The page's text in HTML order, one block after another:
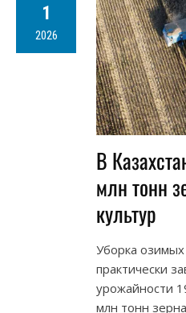
1
2026
В
млн тонн
культур
Уборка озимых
практически
урожайности
млн тонн